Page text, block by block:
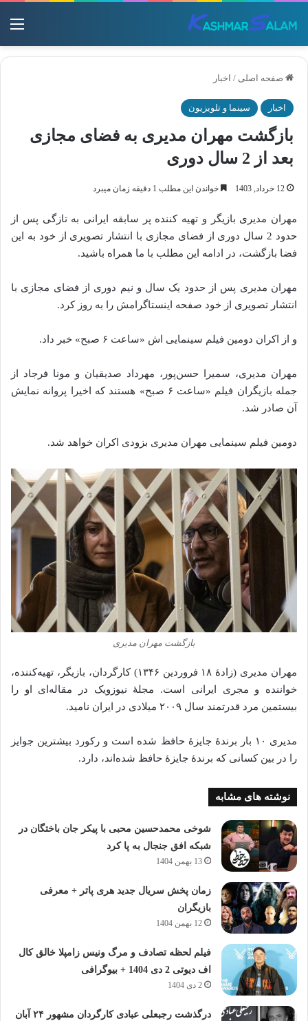
صفحه اصلی / اخبار
اخبار سینما و تلویزیون
بازگشت مهران مدیری به فضای مجازی
بعد از 2 سال دوری
12 خرداد, 1403 خواندن این مطلب 1 دقیقه زمان میبرد
مهران مدیری بازیگر و تهیه کننده پر سابقه ایرانی به تازگی پس از
حدود 2 سال دوری از فضای مجازی با انتشار تصویری از خود به این
فضا بازگشت، در ادامه این مطلب با ما همراه باشید.
مهران مدیری پس از حدود یک سال و نیم دوری از فضای مجازی با
انتشار تصویری از خود صفحه اینستاگرامش را به روز کرد.
و از اکران دومین فیلم سینمایی‌ اش «ساعت ۶ صبح» خبر داد.
مهران مدیری، سمیرا حسن‌پور، مهرداد صدیقیان و مونا فرجاد از
جمله بازیگران فیلم «ساعت ۶ صبح» هستند که اخیرا پروانه نمایش
آن صادر شد.
دومین فیلم سینمایی مهران مدیری بزودی اکران خواهد شد.
بازگشت مهران مدیری
مهران مدیری (زادهٔ ۱۸ فروردین ۱۳۴۶) کارگردان، بازیگر، تهیه‌کننده،
خواننده و مجری ایرانی است. مجلهٔ نیوزویک در مقاله‌ای او را
بیستمین مرد قدرتمند سال ۲۰۰۹ میلادی در ایران نامید.
مدیری ۱۰ بار برندهٔ جایزهٔ حافظ شده است و رکورد بیشترین جوایز
را در بین کسانی که برندهٔ جایزهٔ حافظ شده‌اند، دارد.
نوشته های مشابه
شوخی محمدحسین محبی با پیکر جان باختگان در
شبکه افق جنجال به پا کرد
13 بهمن 1404
زمان پخش سریال جدید هری پاتر + معرفی
بازیگران
12 بهمن 1404
فیلم لحظه تصادف و مرگ ونیس زامپلا خالق کال
اف دیوتی 2 دی 1404 + بیوگرافی
2 دی 1404
درگذشت رجبعلی عبادی کارگردان مشهور ۲۴ آبان